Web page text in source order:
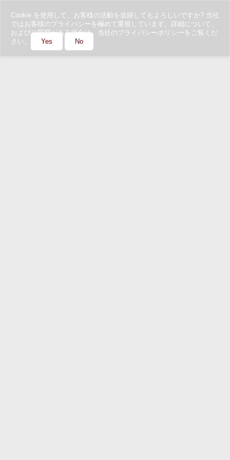
Cookie を使用して、お客様の活動を追跡してもよろしいですか? 当社
ではお客様のプライバシーを極めて重視しています。詳細について、
およびご質問がある場合は、当社のプライバシーポリシーをご覧くだ
さい。
Yes No